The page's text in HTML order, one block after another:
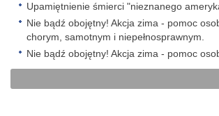
Upamiętnienie śmierci "nieznanego
Nie bądź obojętny! Akcja zima - pomoc
chorym, samotnym i niepełnosprawnym.
Nie bądź obojętny! Akcja zima - pomoc